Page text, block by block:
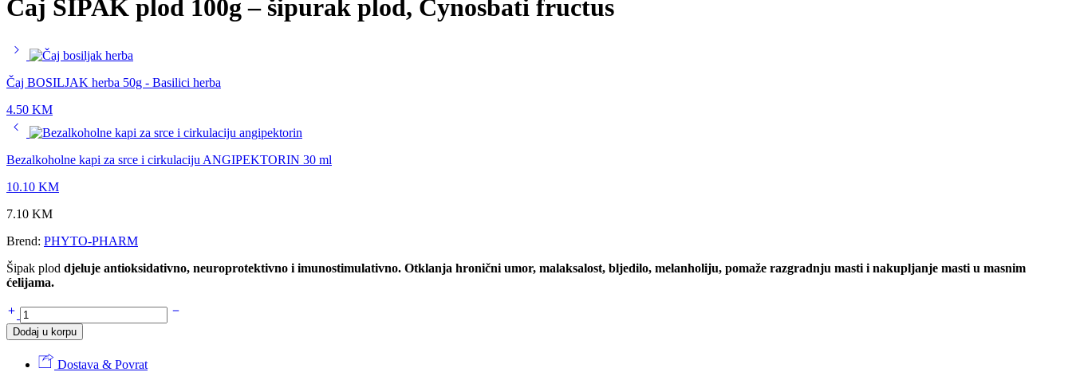
Čaj ŠIPAK plod 100g – šipurak plod, Cynosbati fructus
Čaj BOSILJAK herba 50g - Basilici herba
4.50 KM
Bezalkoholne kapi za srce i cirkulaciju ANGIPEKTORIN 30 ml
10.10 KM
7.10 KM
Brend: PHYTO-PHARM
Šipak plod djeluje antioksidativno, neuroprotektivno i imunostimulativno. Otklanja hronični umor, malaksalost, bljedilo, melanholiju, pomaže razgradnju masti i nakupljanje masti u masnim
ćelijama.
Čaj
ŠIPAK
plod
Dodaj u korpu
Dostava & Povrat